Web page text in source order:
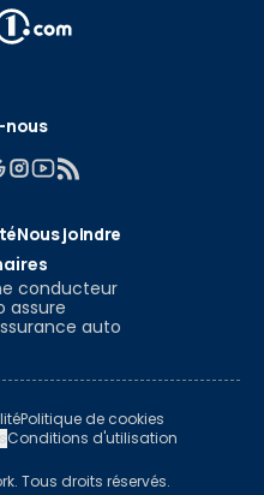
nous
Nous joindre
conducteur
assure
auto
Politique de cookies
Conditions d'utilisation
Tous droits réservés.